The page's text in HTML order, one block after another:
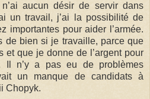
aucun désir de servir dans
un travail, j’ai la possibilité de
importantes pour aider l’armée.
de bien si je travaille, parce que
et que je donne de l’argent pour
Il n’y a pas eu de problèmes
un manque de candidats à
Chopyk.